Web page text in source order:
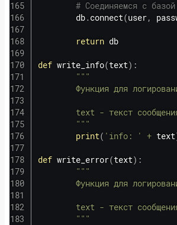
# Соединяемся с
        db
.connect(user,
return db
def write_info(text) :
"""
Функция для
text - текст
        """
print( 'info: ' + text
def write_error(text) :
"""
Функция для
text - текст
        """